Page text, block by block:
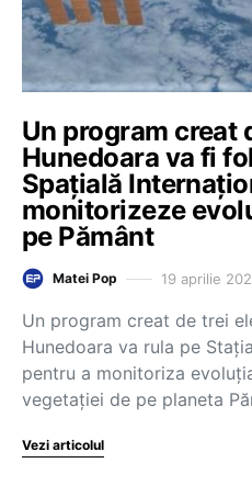
Un program creat
Hunedoara va fi
Spaţială
monitorizeze
pe Pământ
Matei Pop 19 aprilie
Un program creat de trei
Hunedoara va rula pe
pentru a monitoriza
vegetaţiei de pe planeta
Vezi articolul